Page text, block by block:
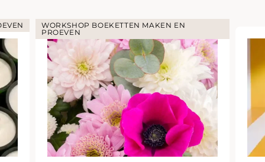
WORKSHOP BOEKETTEN MAKEN EN
PROEVEN